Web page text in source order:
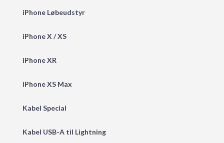
iPhone Løbeudstyr
iPhone X / XS
iPhone XR
iPhone XS Max
Kabel Special
Kabel USB-A til Lightning